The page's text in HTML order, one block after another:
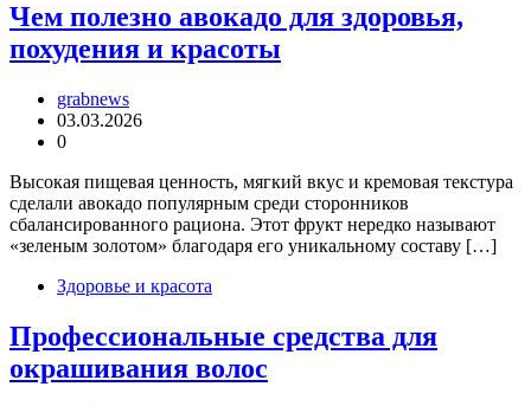
Чем полезно авокадо для здоровья,
похудения и красоты
grabnews
03.03.2026
0
Высокая пищевая ценность, мягкий вкус и кремовая текстура
сделали авокадо популярным среди сторонников
сбалансированного рациона. Этот фрукт нередко называют
«зеленым золотом» благодаря его уникальному составу […]
Здоровье и красота
Профессиональные средства для
окрашивания волос